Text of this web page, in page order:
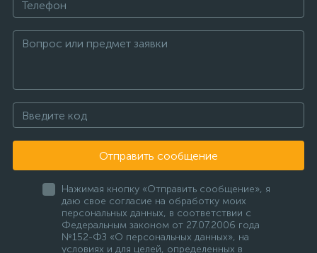
Отправить сообщение
Нажимая кнопку «Отправить сообщение», я
даю свое согласие на обработку моих
персональных данных, в соответствии с
Федеральным законом от 27.07.2006 года
№152-ФЗ «О персональных данных», на
условиях и для целей, определенных в